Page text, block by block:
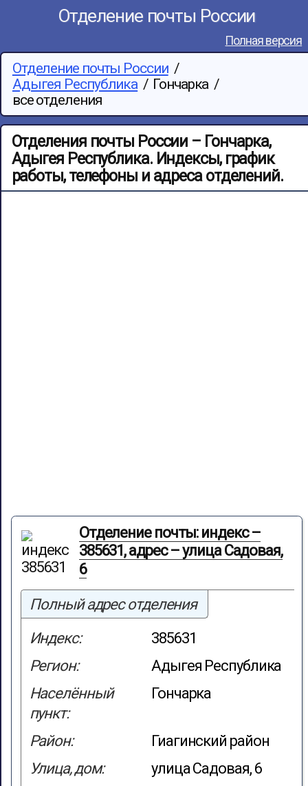
Отделение почты России
Полная версия
Отделение почты России /
Адыгея Республика / Гончарка /
все отделения
Отделения почты России – Гончарка,
Адыгея Республика. Индексы, график
работы, телефоны и адреса отделений.
Отделение почты: индекс –
385631, адрес – улица Садовая,
6
Полный адрес отделения
Индекс:
385631
Регион:
Адыгея Республика
Населённый
пункт:
Гончарка
Район:
Гиагинский район
Улица, дом:
улица Садовая, 6